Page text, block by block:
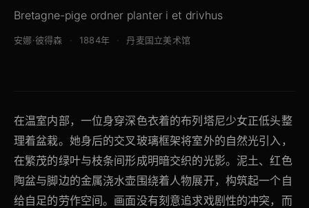
Bretagne-pige ordner planter i et drivhus
安娜·彼得森 1884年 丹麦国立美术馆
在温室内部，一位身穿深色衣着的布列塔尼少女正低头整
理着盆栽。她身后的交叉玻璃框架将室外的自然光引入，
在繁茂的绿叶与枝条间形成明暗交织的光影。泥土、红色
陶盆与脚边的金属浇水壶围绕着人物展开，构筑起一个自
给自足的劳作空间。画面没有刻意追求戏剧性的冲突，而